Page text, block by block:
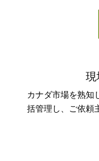
現
カナダ市場を熟知
括管理し、ご依頼